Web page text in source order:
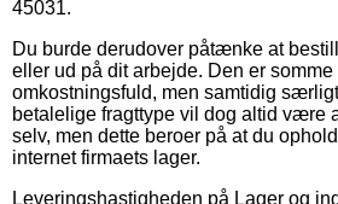
45031.
Du burde derudover påtænke at
eller ud på dit arbejde. Den er
omkostningsfuld, men samtidig
betalelige fragttype vil dog altid være
selv, men dette beroer på at du
internet firmaets lager.
Leveringshastigheden på Lager og